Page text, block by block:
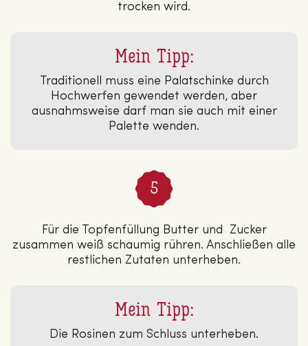
trocken wird.
Mein Tipp:
Traditionell muss eine Palatschinke durch
Hochwerfen gewendet werden, aber
ausnahmsweise darf man sie auch mit einer
Palette wenden.
Für die Topfenfüllung Butter und Zucker
zusammen weiß schaumig rühren. Anschließen alle
restlichen Zutaten unterheben.
Mein Tipp:
Die Rosinen zum Schluss unterheben.